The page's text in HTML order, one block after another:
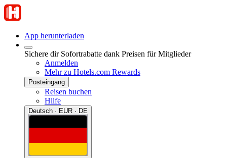
App herunterladen
Sichere dir Sofortrabatte dank Preisen für Mitglieder
Anmelden
Mehr zu Hotels.com Rewards
Posteingang
Reisen buchen
Hilfe
Deutsch · EUR · DE